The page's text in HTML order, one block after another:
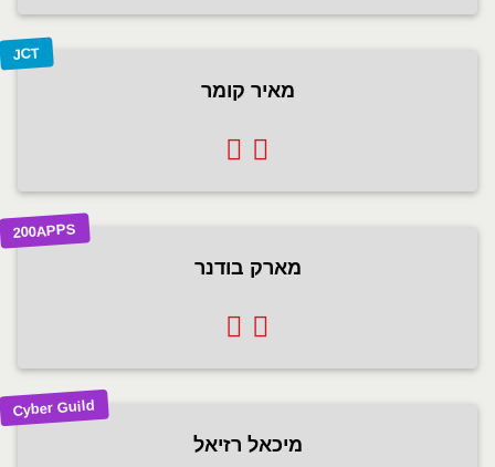
מאיר קומר
JCT
מארק בודנר
200APPS
מיכאל רזיאל
Cyber Guild